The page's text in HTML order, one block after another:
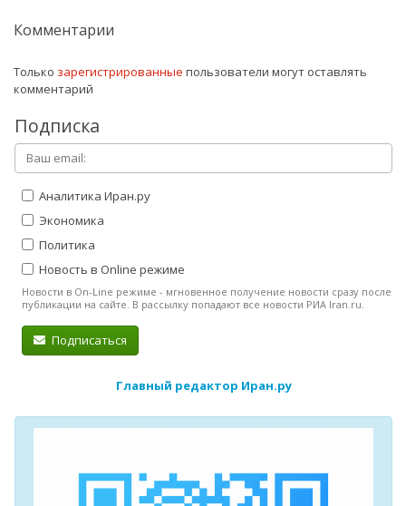
Комментарии
Только зарегистрированные пользователи могут оставлять
комментарий
Подписка
Аналитика Иран.ру
Экономика
Политика
Новость в Online режиме
Новости в On-Line режиме - мгновенное получение новости сразу после
публикации на сайте. В рассылку попадают все новости РИА Iran.ru.
Подписаться
Главный редактор Иран.ру